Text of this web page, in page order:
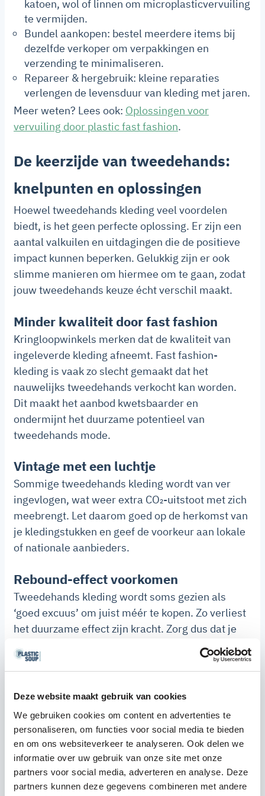
Deze website maakt gebruik van cookies
We gebruiken cookies om content en advertenties te
personaliseren, om functies voor social media te bieden
en om ons websiteverkeer te analyseren. Ook delen we
informatie over uw gebruik van onze site met onze
partners voor social media, adverteren en analyse. Deze
partners kunnen deze gegevens combineren met andere
katoen, wol of linnen om microplasticvervuiling
te vermijden.
Bundel aankopen: bestel meerdere items bij
dezelfde verkoper om verpakkingen en
verzending te minimaliseren.
Repareer & hergebruik: kleine reparaties
verlengen de levensduur van kleding met jaren.
Meer weten? Lees ook: Oplossingen voor
vervuiling door plastic fast fashion.
De keerzijde van tweedehands:
knelpunten en oplossingen
Hoewel tweedehands kleding veel voordelen
biedt, is het geen perfecte oplossing. Er zijn een
aantal valkuilen en uitdagingen die de positieve
impact kunnen beperken. Gelukkig zijn er ook
slimme manieren om hiermee om te gaan, zodat
jouw tweedehands keuze écht verschil maakt.
Minder kwaliteit door fast fashion
Kringloopwinkels merken dat de kwaliteit van
ingeleverde kleding afneemt. Fast fashion-
kleding is vaak zo slecht gemaakt dat het
nauwelijks tweedehands verkocht kan worden.
Dit maakt het aanbod kwetsbaarder en
ondermijnt het duurzame potentieel van
tweedehands mode.
Vintage met een luchtje
Sommige tweedehands kleding wordt van ver
ingevlogen, wat weer extra CO₂-uitstoot met zich
meebrengt. Let daarom goed op de herkomst van
je kledingstukken en geef de voorkeur aan lokale
of nationale aanbieders.
Rebound-effect voorkomen
Tweedehands kleding wordt soms gezien als
‘goed excuus’ om juist méér te kopen. Zo verliest
het duurzame effect zijn kracht. Zorg dus dat je
ook bij tweedehands aankopen een verlanglijstje
aanhoudt en alleen koopt wat je echt nodig hebt.
Wat kun jij doen?
Tweedehands kleding helpt de plasticvervuiling
terug te dringen en bespaart gemiddeld 50% CO₂
vergeleken met nieuwe kleding. Door bewust te
kiezen (lokaal, van goede kwaliteit, en met
aandacht voor materiaal) maak jij echt het